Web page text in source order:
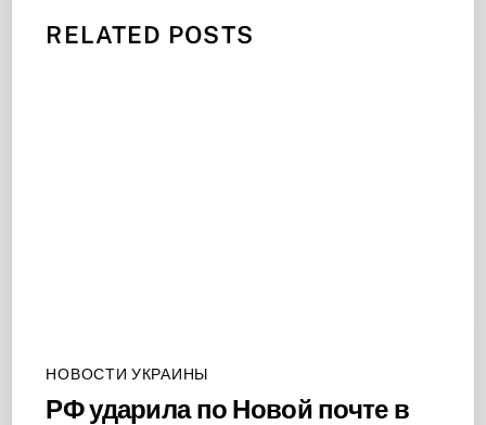
RELATED POSTS
НОВОСТИ УКРАИНЫ
РФ ударила по Новой почте в